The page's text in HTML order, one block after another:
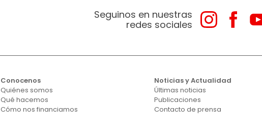
Seguinos en nuestras
redes sociales
Conocenos
Quiénes somos
Qué hacemos
Cómo nos financiamos
Noticias y Actualidad
Últimas noticias
Publicaciones
Contacto de prensa